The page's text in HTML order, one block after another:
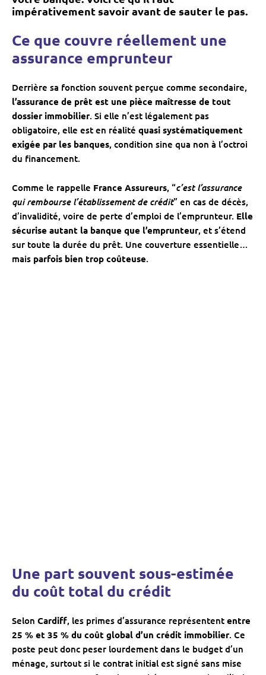
impérativement savoir avant de sauter le pas.
Ce que couvre réellement une
assurance emprunteur
Derrière sa fonction souvent perçue comme secondaire,
l’assurance de prêt est une pièce maîtresse de tout
dossier immobilier. Si elle n’est légalement pas
obligatoire, elle est en réalité quasi systématiquement
exigée par les banques, condition sine qua non à l’octroi
du financement.
Comme le rappelle France Assureurs, “c’est l’assurance
qui rembourse l’établissement de crédit” en cas de décès,
d’invalidité, voire de perte d’emploi de l’emprunteur. Elle
sécurise autant la banque que l’emprunteur, et s’étend
sur toute la durée du prêt. Une couverture essentielle…
mais parfois bien trop coûteuse.
Une part souvent sous-estimée
du coût total du crédit
Selon Cardiff, les primes d’assurance représentent entre
25 % et 35 % du coût global d’un crédit immobilier. Ce
poste peut donc peser lourdement dans le budget d’un
ménage, surtout si le contrat initial est signé sans mise